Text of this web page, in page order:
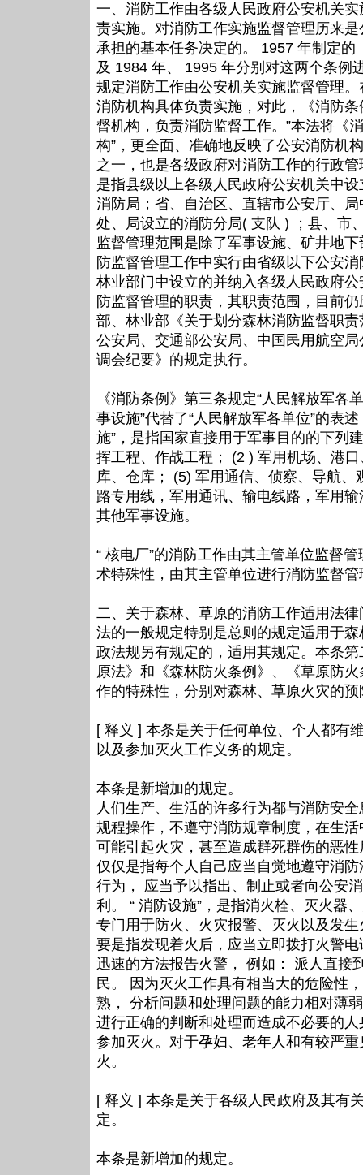
一、消防工作由各级人民政府公安机关
责实施。对消防工作实施监督管理历来
承担的基本任务决定的。 1957 年制定
及 1984 年、 1995 年分别对这两个条例
规定消防工作由公安机关实施监督管理
消防机构具体负责实施，对此，《消防
督机构，负责消防监督工作。”本法将《
构”，更全面、准确地反映了公安消防机
之一，也是各级政府对消防工作的行政
是指县级以上各级人民政府公安机关中
消防局；省、自治区、直辖市公安厅、
处、局设立的消防分局( 支队 ) ；县、市
监督管理范围是除了军事设施、矿井地
防监督管理工作中实行由省级以下公安
林业部门中设立的并纳入各级人民政府
防监督管理的职责，其职责范围，目前
部、林业部《关于划分森林消防监督职
公安局、交通部公安局、中国民用航空
调会纪要》的规定执行。
《消防条例》第三条规定“人民解放军各
事设施”代替了“人民解放军各单位”的表
施”，是指国家直接用于军事目的的下列
挥工程、作战工程； (2 ) 军用机场、港
库、仓库； (5) 军用通信、侦察、导航
路专用线，军用通讯、输电线路，军用
其他军事设施。
“ 核电厂”的消防工作由其主管单位监督
术特殊性，由其主管单位进行消防监督
二、关于森林、草原的消防工作适用法
法的一般规定特别是总则的规定适用于
政法规另有规定的，适用其规定。本条
原法》和《森林防火条例》、《草原防
作的特殊性，分别对森林、草原火灾的
[ 释义 ] 本条是关于任何单位、个人都有
以及参加灭火工作义务的规定。
本条是新增加的规定。
人们生产、生活的许多行为都与消防安
规程操作，不遵守消防规章制度，在生
可能引起火灾，甚至造成群死群伤的恶
仅仅是指每个人自己应当自觉地遵守消
行为， 应当予以指出、制止或者向公安
利。 “ 消防设施”，是指消火栓、灭火器
专门用于防火、火灾报警、灭火以及发
要是指发现着火后，应当立即拨打火警
迅速的方法报告火警， 例如： 派人直接
民。 因为灭火工作具有相当大的危险性
熟， 分析问题和处理问题的能力相对薄
进行正确的判断和处理而造成不必要的
参加灭火。对于孕妇、老年人和有较严
火。
[ 释义 ] 本条是关于各级人民政府及其有
定。
本条是新增加的规定。